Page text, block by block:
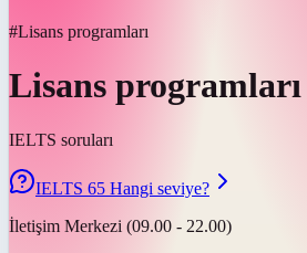
#Lisans programları
Lisans programları
IELTS soruları
IELTS 65 Hangi seviye?
İletişim Merkezi (09.00 - 22.00)